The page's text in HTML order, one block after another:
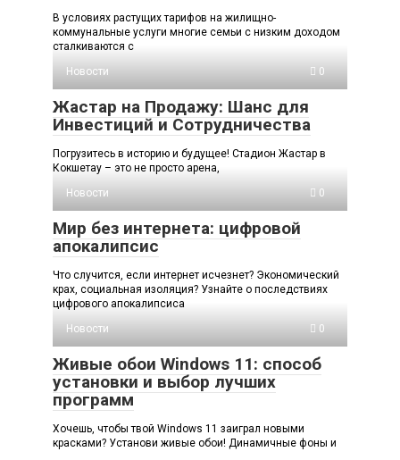
В условиях растущих тарифов на жилищно-
коммунальные услуги многие семьи с низким доходом
сталкиваются с
Новости
0
Жастар на Продажу: Шанс для
Инвестиций и Сотрудничества
Погрузитесь в историю и будущее! Стадион Жастар в
Кокшетау – это не просто арена,
Новости
0
Мир без интернета: цифровой
апокалипсис
Что случится, если интернет исчезнет? Экономический
крах, социальная изоляция? Узнайте о последствиях
цифрового апокалипсиса
Новости
0
Живые обои Windows 11: способ
установки и выбор лучших
программ
Хочешь, чтобы твой Windows 11 заиграл новыми
красками? Установи живые обои! Динамичные фоны и